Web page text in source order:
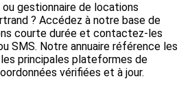
gestionnaire de locations
? Accédez à notre base de
courte durée et contactez-les
SMS. Notre annuaire référence les
principales plateformes de
vérifiées et à jour.